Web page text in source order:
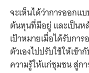
จะเห็นได้ว่าการออกแ
ต้นทุนที่มีอยู่ และเป็นห
เป้าหมายเมื่อได้รับกา
ตัวเองไปปรับใช้ให้เข้
ความรู้ให้แก่ชุมชน สู่กา